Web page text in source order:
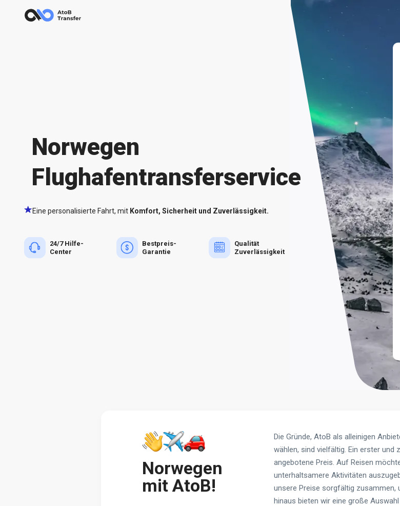
Norwegen
Flughafentransferservice
Eine personalisierte Fahrt, mit Komfort, Sicherheit und Zuverlässigkeit.
24/7 Hilfe-
Center
Bestpreis-
Garantie
Qualität
Zuverlässigkeit
Norwegen
mit AtoB!
Die Gründe, AtoB als alleinigen
wählen, sind vielfältig. Ein erster
angebotene Preis. Auf Reisen
unterhaltsamere Aktivitäten
unsere Preise sorgfältig zusammen,
hinaus bieten wir eine große